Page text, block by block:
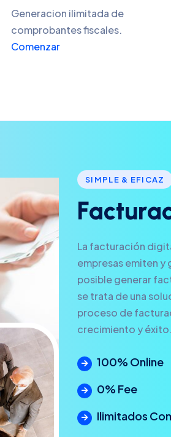
Generacion ilimitada de
comprobantes fiscales.
Comenzar
SIMPLE & EFICAZ
Factura
La facturación
empresas emiten y
posible generar
se trata de una
proceso de
crecimiento y éxito.
100% Online
0% Fee
Ilimitados